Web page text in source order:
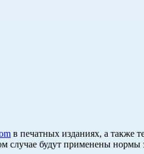
в печатных изданиях, а также
случае будут применены